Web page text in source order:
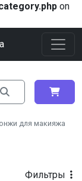
on
для макияжа
Фильтры